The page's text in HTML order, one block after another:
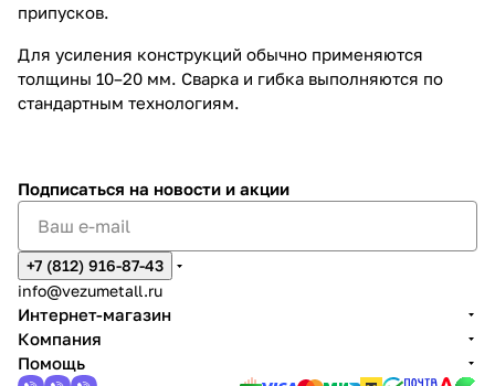
припусков.
Для усиления конструкций обычно применяются
толщины 10–20 мм. Сварка и гибка выполняются по
стандартным технологиям.
Подписаться на новости и акции
+7 (812) 916-87-43
info@vezumetall.ru
Интернет-магазин
Компания
Помощь